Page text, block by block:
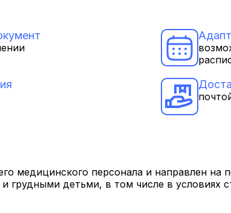
медицинского персонала и направлен на
детьми, в том числе в условиях